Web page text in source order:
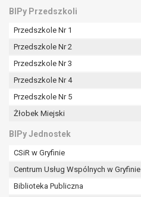
BIPy Przedszkoli
Przedszkole Nr 1
Przedszkole Nr 2
Przedszkole Nr 3
Przedszkole Nr 4
Przedszkole Nr 5
Żłobek Miejski
BIPy Jednostek
CSiR w Gryfinie
Centrum Usług Wspólnych w Gryfinie
Biblioteka Publiczna